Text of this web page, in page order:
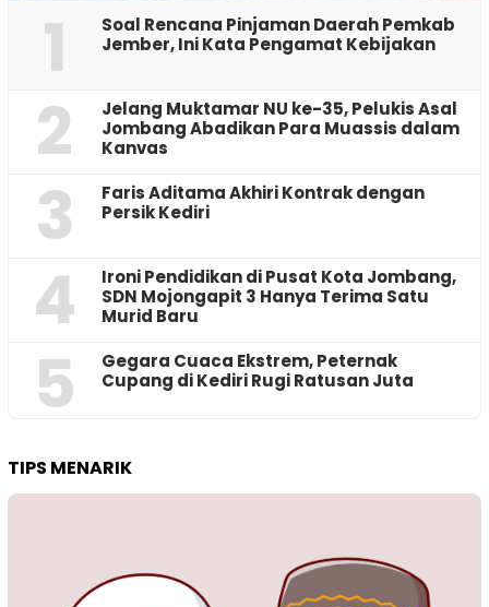
1
‎Soal Rencana Pinjaman Daerah Pemkab
Jember, Ini Kata Pengamat Kebijakan ‎
2
Jelang Muktamar NU ke-35, Pelukis Asal
Jombang Abadikan Para Muassis dalam
Kanvas
3
Faris Aditama Akhiri Kontrak dengan
Persik Kediri
4
Ironi Pendidikan di Pusat Kota Jombang,
SDN Mojongapit 3 Hanya Terima Satu
Murid Baru
5
‎Gegara Cuaca Ekstrem, Peternak
Cupang di Kediri Rugi Ratusan Juta
TIPS MENARIK